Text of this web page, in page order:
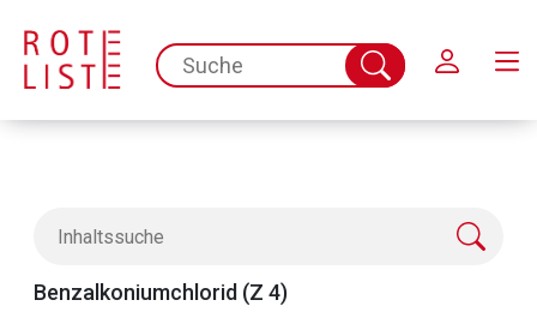
spc.search.input.placeholder
Suche
abschicken
Benzalkoniumchlorid (Z 4)